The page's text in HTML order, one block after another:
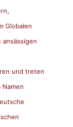
Globalen
ansässigen
und treten